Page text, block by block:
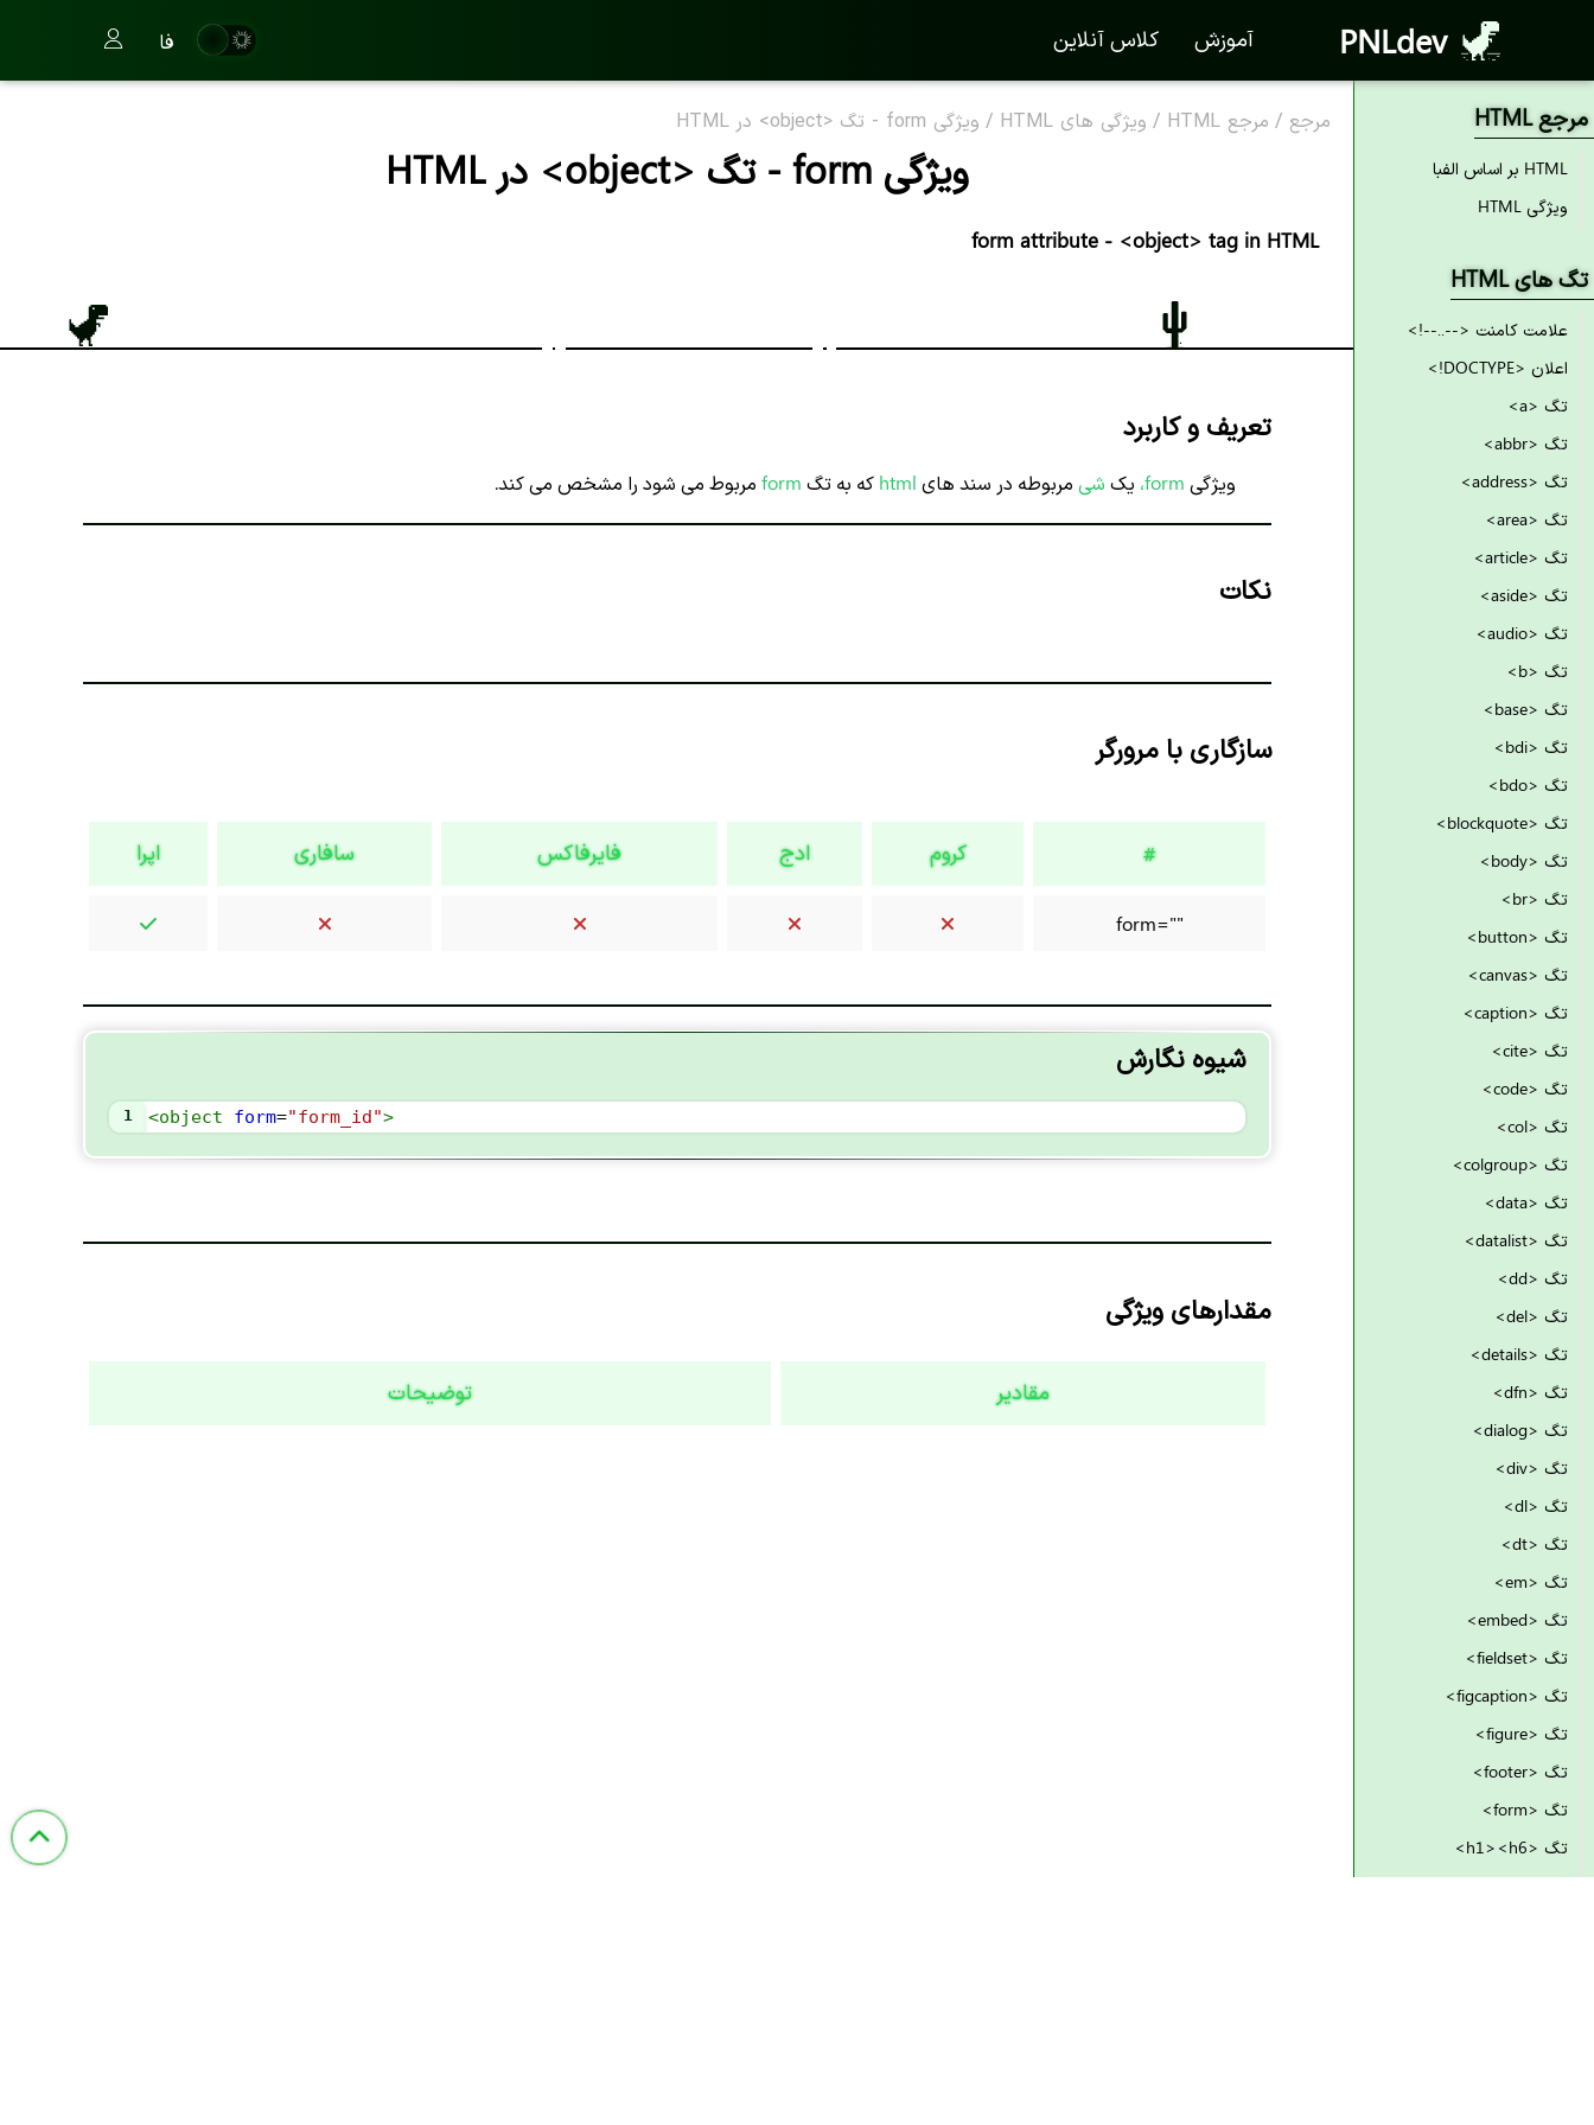
PNLdev آموزش کلاس آنلاین فا
مرجع / مرجع HTML / ویژگی های HTML / ویژگی form - تگ <object> در HTML
ویژگی form - تگ <object> در HTML
form attribute - <object> tag in HTML
تعریف و کاربرد
ویژگی form، یک شی مربوطه در سند های html که به تگ formمربوط می شود را مشخص می کند.
نکات
سازگاری با مرورگر
# کروم ادج فایرفاکس سافاری اپرا
form=""
شیوه نگارش
1 <object form="form_id">
مقدارهای ویژگی
مقادیر توضیحات
مرجع HTML
HTML بر اساس الفبا
ویژگی HTML
تگ های HTML
علامت کامنت <--..--!>
اعلان <DOCTYPE!>
تگ <a>
تگ <abbr>
تگ <address>
تگ <area>
تگ <article>
تگ <aside>
تگ <audio>
تگ <b>
تگ <base>
تگ <bdi>
تگ <bdo>
تگ <blockquote>
تگ <body>
تگ <br>
تگ <button>
تگ <canvas>
تگ <caption>
تگ <cite>
تگ <code>
تگ <col>
تگ <colgroup>
تگ <data>
تگ <datalist>
تگ <dd>
تگ <del>
تگ <details>
تگ <dfn>
تگ <dialog>
تگ <div>
تگ <dl>
تگ <dt>
تگ <em>
تگ <embed>
تگ <fieldset>
تگ <figcaption>
تگ <figure>
تگ <footer>
تگ <form>
تگ <h1><h6>
تگ <head>